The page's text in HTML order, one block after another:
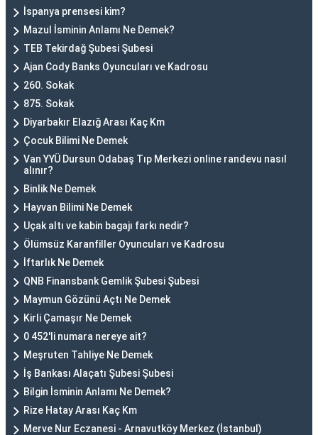
İspanya prensesi kim?
Mazul İsminin Anlamı Ne Demek?
TEB Tekirdağ Şubesi Şubesi
Ajan Cody Banks Oyuncuları ve Kadrosu
260. Sokak
875. Sokak
Diyarbakır Elazığ Arası Kaç Km
Çocuk Bilimi Ne Demek
Van YYÜ Dursun Odabaş Tıp Merkezi online randevu nasıl
alınır?
Binlik Ne Demek
Hayvan Bilimi Ne Demek
Uçak altı ve kabin bagajı farkı nedir?
Ölümsüz Karanfiller Oyuncuları ve Kadrosu
İftarlık Ne Demek
QNB Finansbank Gemlik Şubesi Şubesi
Maymun Gözünü Açtı Ne Demek
Kirli Çamaşır Ne Demek
0 452'li numara nereye ait?
Meşruten Tahliye Ne Demek
İş Bankası Alaçatı Şubesi Şubesi
Bilgin İsminin Anlamı Ne Demek?
Rize Hatay Arası Kaç Km
Merve Nur Eczanesi - Arnavutköy Merkez (İstanbul)